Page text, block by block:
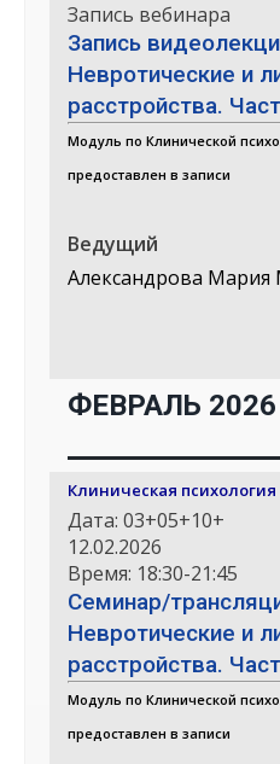
Запись вебинара
Запись
Невротические и
расстройства.
Модуль по Клинической
предоставлен в записи
Ведущий
Александрова Мария
ФЕВРАЛЬ 2026
Клиническая психология
Дата: 03+05+10+
12.02.2026
Время: 18:30-21:45
Семинар/
Невротические и
расстройства.
Модуль по Клинической
предоставлен в записи